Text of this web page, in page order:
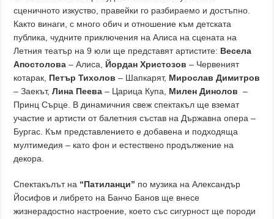
сценичното изкуство, правейки го разбираемо и достъпно.
Както винаги, с много обич и отношение към детската
публика, чудните приключения на Алиса на сцената на
Летния театър на 9 юли ще представят артистите: Весела
Апостолова – Алиса, Йордан Христозов – Червеният
котарак, Петър Тихолов – Шапкарят, Мирослав Димитров
– Заекът,Лина Пеева – Царица Купа, Милен Динолов –
Принц Сърце. В динамичния свеж спектакъл ще вземат
участие и артисти от балетния състав на Държавна опера –
Бургас. Към представлението е добавена и подходяща
мултимедия – като фон и естествено продължение на
декора.
Спектакълът на “Патиланци” по музика на Александър
Йосифов и либрето на Банчо Банов ще внесе
жизнерадостно настроение, което със сигурност ще породи